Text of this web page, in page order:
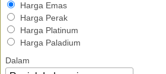
Harga Emas
Harga Perak
Harga Platinum
Harga Paladium
Dalam